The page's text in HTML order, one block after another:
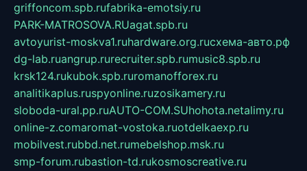
griffoncom.spb.rufabrika-emotsiy.ru
PARK-MATROSOVA.RUagat.spb.ru
avtoyurist-moskva1.ruhardware.org.ruсхема-авто.рф
dg-lab.ruangrup.rurecruiter.spb.rumusic8.spb.ru
krsk124.rukubok.spb.ruromanofforex.ru
analitikaplus.ruspyonline.ruzosikamery.ru
sloboda-ural.pp.ruAUTO-COM.SUhohota.netalimy.ru
online-z.comaromat-vostoka.ruotdelkaexp.ru
mobilvest.rubbd.net.rumebelshop.msk.ru
smp-forum.rubastion-td.rukosmoscreative.ru